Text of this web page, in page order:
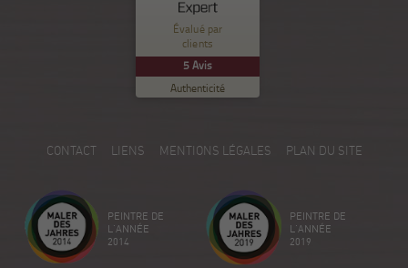
Évalué par
clients
5Avis
Authenticité
Nuance Sion
100
%
Recommandé sur
ProvenExpert.com
EXCELLENT
5.00
/
5
Créez votre propre sceau maintenant
18/12/2025
Voir le profil
CONTACT LIENS MENTIONS LÉGALES PLAN DU SITE
PEINTRE DE
L'ANNÉE
2014
PEINTRE DE
L'ANNÉE
2019